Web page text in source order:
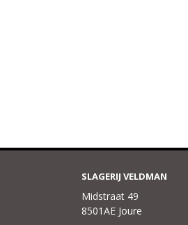
SLAGERIJ VELDMAN
Midstraat 49
8501AE Joure